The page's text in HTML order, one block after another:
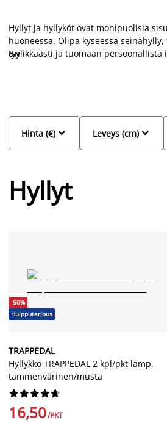
Hyllyt ja hyllyköt ovat monipuolisia
huoneessa. Olipa kyseessä
tyylikkäästi ja tuomaan persoonallista
&n

Hinta (€) 
Leveys (cm)
Hyllyt
-50%
Huipputarjous
TRAPPEDAL
Hyllykkö TRAPPEDAL 2 kpl/pkt lämp.
tammenvärinen/musta






16,50/PKT